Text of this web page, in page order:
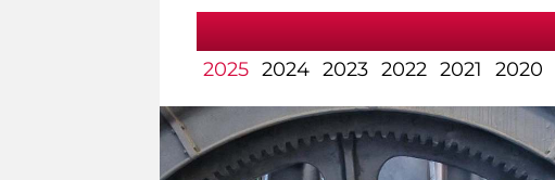
2025 2024 2023 2022 2021 2020